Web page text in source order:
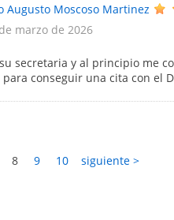
Augusto Moscoso Martinez
marzo de 2026
secretaria y al principio me
conseguir una cita con el
8 9 10 siguiente >